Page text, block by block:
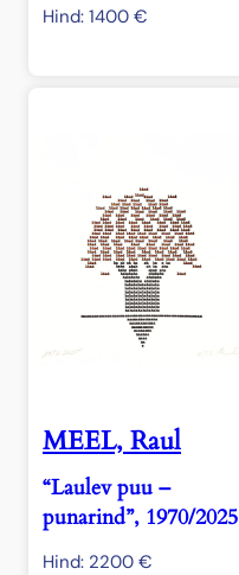
Hind: 1400 €
MEEL, Raul
“Laulev puu –
punarind”, 1970/2025
Hind: 2200 €